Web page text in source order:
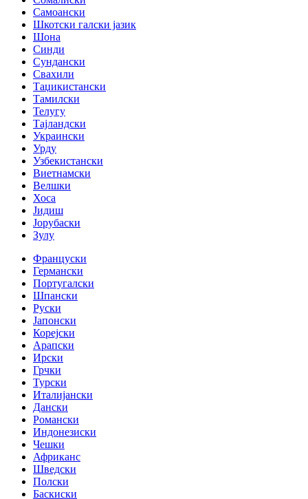
Самоански
Шкотски галски јазик
Шона
Синди
Сундански
Свахили
Таџикистански
Тамилски
Телугу
Тајландски
Украински
Урду
Узбекистански
Виетнамски
Велшки
Хоса
Јидиш
Јорубаски
Зулу
Француски
Германски
Португалски
Шпански
Руски
Јапонски
Корејски
Арапски
Ирски
Грчки
Турски
Италијански
Дански
Романски
Индонезиски
Чешки
Африканс
Шведски
Полски
Баскиски